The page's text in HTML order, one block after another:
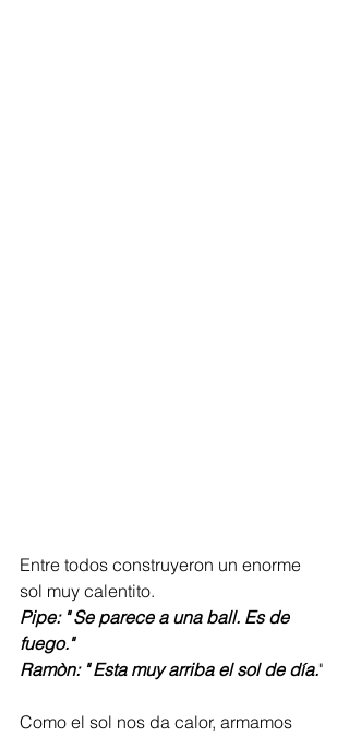
Entre todos construyeron un enorme
sol muy calentito.
Pipe: " Se parece a una ball. Es de
fuego."
Ramòn: " Esta muy arriba el sol de día."
Como el sol nos da calor, armamos